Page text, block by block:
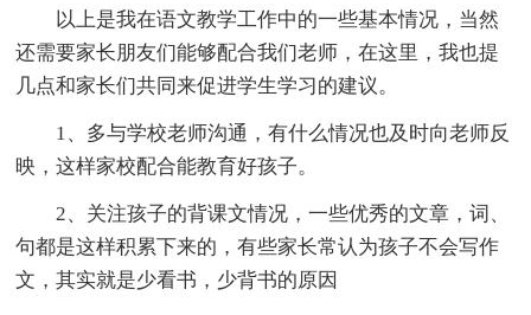
以上是我在语文教学工作中的一些基本情况，当然
还需要家长朋友们能够配合我们老师，在这里，我也提
几点和家长们共同来促进学生学习的建议。
1、多与学校老师沟通，有什么情况也及时向老师反
映，这样家校配合能教育好孩子。
2、关注孩子的背课文情况，一些优秀的文章，词、
句都是这样积累下来的，有些家长常认为孩子不会写作
文，其实就是少看书，少背书的原因